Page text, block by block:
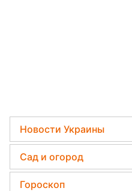
Новости Украины
Политика
Отключения света
Сад и огород
Садовод назвал
Гороскоп